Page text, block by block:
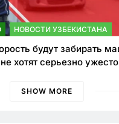
НОВОСТИ УЗБЕКИСТАНА
будут забирать
хотят серьезно
SHOW MORE